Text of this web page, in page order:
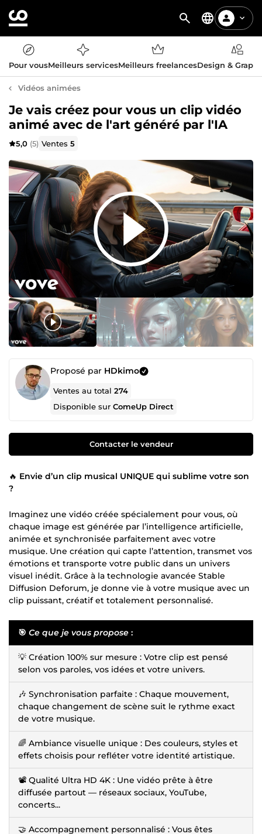
Pour vousMeilleurs servicesMeilleurs freelancesDesign &
Vidéos animées
Je vais créez pour vous un clip vidéo
animé avec de l'art généré par l'IA
5,0 (5) Ventes5
Proposé par HDkimo
Ventes au total274
Disponible surComeUp Direct
Contacter le vendeur
🔥 Envie d’un clip musical UNIQUE qui sublime votre son
?
Imaginez une vidéo créée spécialement pour vous, où
chaque image est générée par l’intelligence artificielle,
animée et synchronisée parfaitement avec votre
musique. Une création qui capte l’attention, transmet vos
émotions et transporte votre public dans un univers
visuel inédit. Grâce à la technologie avancée Stable
Diffusion Deforum, je donne vie à votre musique avec un
clip puissant, créatif et totalement personnalisé.
🎯 Ce que je vous propose :
💡 Création 100% sur mesure : Votre clip est pensé
selon vos paroles, vos idées et votre univers.
🎶 Synchronisation parfaite : Chaque mouvement,
chaque changement de scène suit le rythme exact
de votre musique.
🌈 Ambiance visuelle unique : Des couleurs, styles et
effets choisis pour refléter votre identité artistique.
📽️ Qualité Ultra HD 4K : Une vidéo prête à être
diffusée partout — réseaux sociaux, YouTube,
concerts...
🤝 Accompagnement personnalisé : Vous êtes